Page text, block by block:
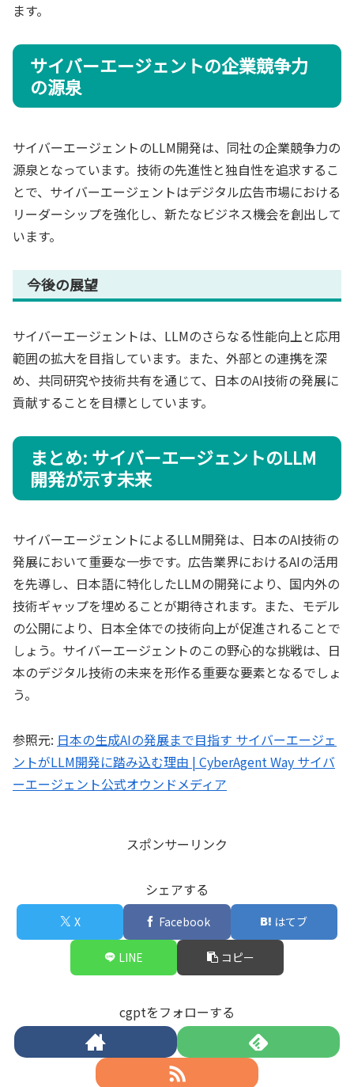
ます。
サイバーエージェントの企業競争力
の源泉
サイバーエージェントのLLM開発は、同社の企業競争力の
源泉となっています。技術の先進性と独自性を追求するこ
とで、サイバーエージェントはデジタル広告市場における
リーダーシップを強化し、新たなビジネス機会を創出して
います。
今後の展望
サイバーエージェントは、LLMのさらなる性能向上と応用
範囲の拡大を目指しています。また、外部との連携を深
め、共同研究や技術共有を通じて、日本のAI技術の発展に
貢献することを目標としています。
まとめ: サイバーエージェントのLLM
開発が示す未来
サイバーエージェントによるLLM開発は、日本のAI技術の
発展において重要な一歩です。広告業界におけるAIの活用
を先導し、日本語に特化したLLMの開発により、国内外の
技術ギャップを埋めることが期待されます。また、モデル
の公開により、日本全体での技術向上が促進されることで
しょう。サイバーエージェントのこの野心的な挑戦は、日
本のデジタル技術の未来を形作る重要な要素となるでしょ
う。
参照元: 日本の生成AIの発展まで目指す サイバーエージェ
ントがLLM開発に踏み込む理由 | CyberAgent Way サイバ
ーエージェント公式オウンドメディア
スポンサーリンク
シェアする
X Facebook はてブ
LINE コピー
cgptをフォローする